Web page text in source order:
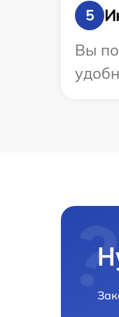
5
Вы